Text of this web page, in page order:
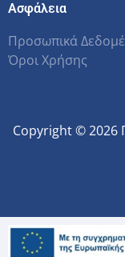
Ασφάλεια
Προσωπικά
Όροι Χρήσης
Copyright © 2026